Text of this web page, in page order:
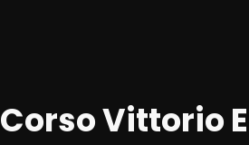
Corso Vittorio